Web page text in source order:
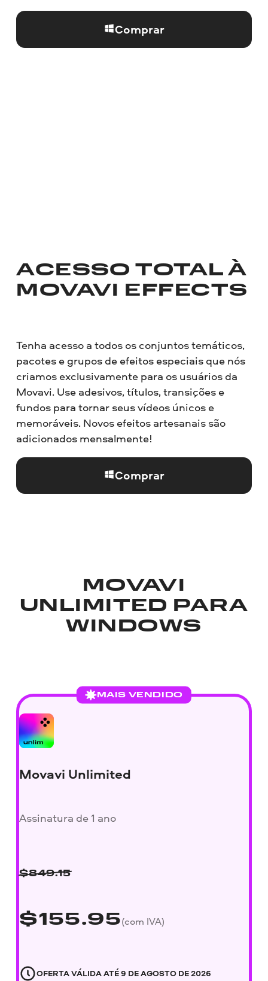
Comprar
ACESSO TOTAL À
MOVAVI EFFECTS
Tenha acesso a todos os conjuntos temáticos,
pacotes e grupos de efeitos especiais que nós
criamos exclusivamente para os usuários da
Movavi. Use adesivos, títulos, transições e
fundos para tornar seus vídeos únicos e
memoráveis. Novos efeitos artesanais são
adicionados mensalmente!
Comprar
MOVAVI
UNLIMITED PARA
WINDOWS
MAIS VENDIDO
Movavi Unlimited
Assinatura de 1 ano
$849.15
$155.95(com IVA)
OFERTA VÁLIDA ATÉ9 DE AGOSTO DE 2026